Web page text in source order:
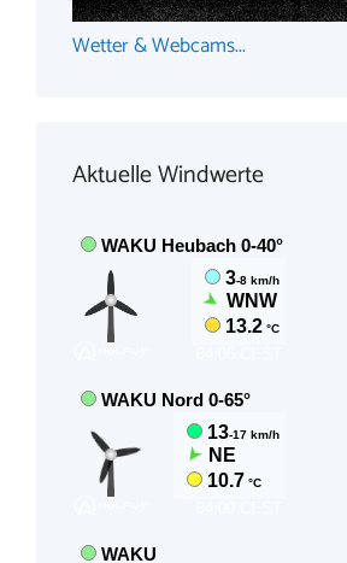
Wetter & Webcams...
Aktuelle Windwerte